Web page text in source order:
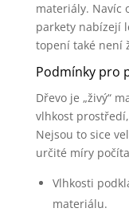
materiály. Navíc
parkety nabízejí
topení také není
Podmínky pro
Dřevo je „živý“
vlhkost
Nejsou to sice
určité míry
Vlhkosti
materiálu.